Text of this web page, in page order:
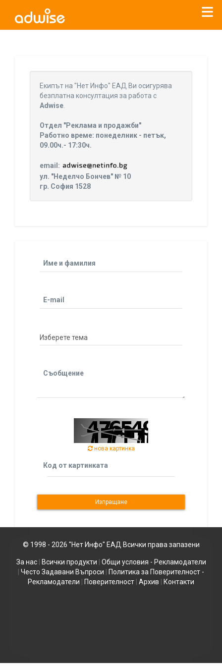
Уважаеми рекламодатели, с настоящото съобщение
бихме искали да Ви уведомим, че „Нет Инфо“ ЕАД (
прекратява услугата Adwiseсчитано от
г
Eкипът на "Нет Инфо" ЕАД Ви осигурява
безплатна консултация за работа с
Adwise.
Отдел "Реклама и продажби"
Работно време: понеделник - петък,
09.00ч.- 17:30ч.
email:
ул. "Неделчо Бончев" № 10
гр. София 1528
Име и фамилия
E-mail
Съобщение
нова картинка
Код от картинката
© 1998 - 2026 "Нет Инфо" ЕАД Всички права запазени
За нас| Всички продукти
Общи условия - Рекламодатели
Често Задавани Въпроси
Политика за Поверителност -
Рекламодатели
Поверителност Архив Контакти